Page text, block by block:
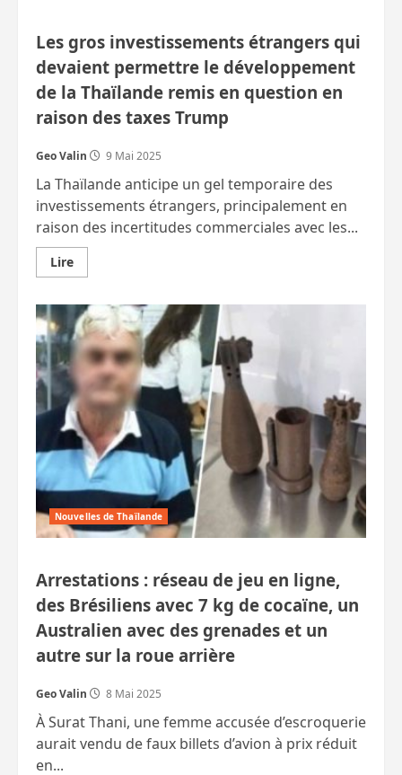
Les gros investissements étrangers qui
devaient permettre le développement
de la Thaïlande remis en question en
raison des taxes Trump
Geo Valin 9 Mai 2025
La Thaïlande anticipe un gel temporaire des
investissements étrangers, principalement en
raison des incertitudes commerciales avec les...
LireEn
savoir
Les
gros
investissements
étrangers
qui
devaient
permettre
le
développement
de
la
Thaïlande
remis
en
question
raison
des
taxes
Nouvelles de Thaïlande
Arrestations : réseau de jeu en ligne,
des Brésiliens avec 7 kg de cocaïne, un
Australien avec des grenades et un
autre sur la roue arrière
Geo Valin 8 Mai 2025
À Surat Thani, une femme accusée d’escroquerie
aurait vendu de faux billets d’avion à prix réduit
en...